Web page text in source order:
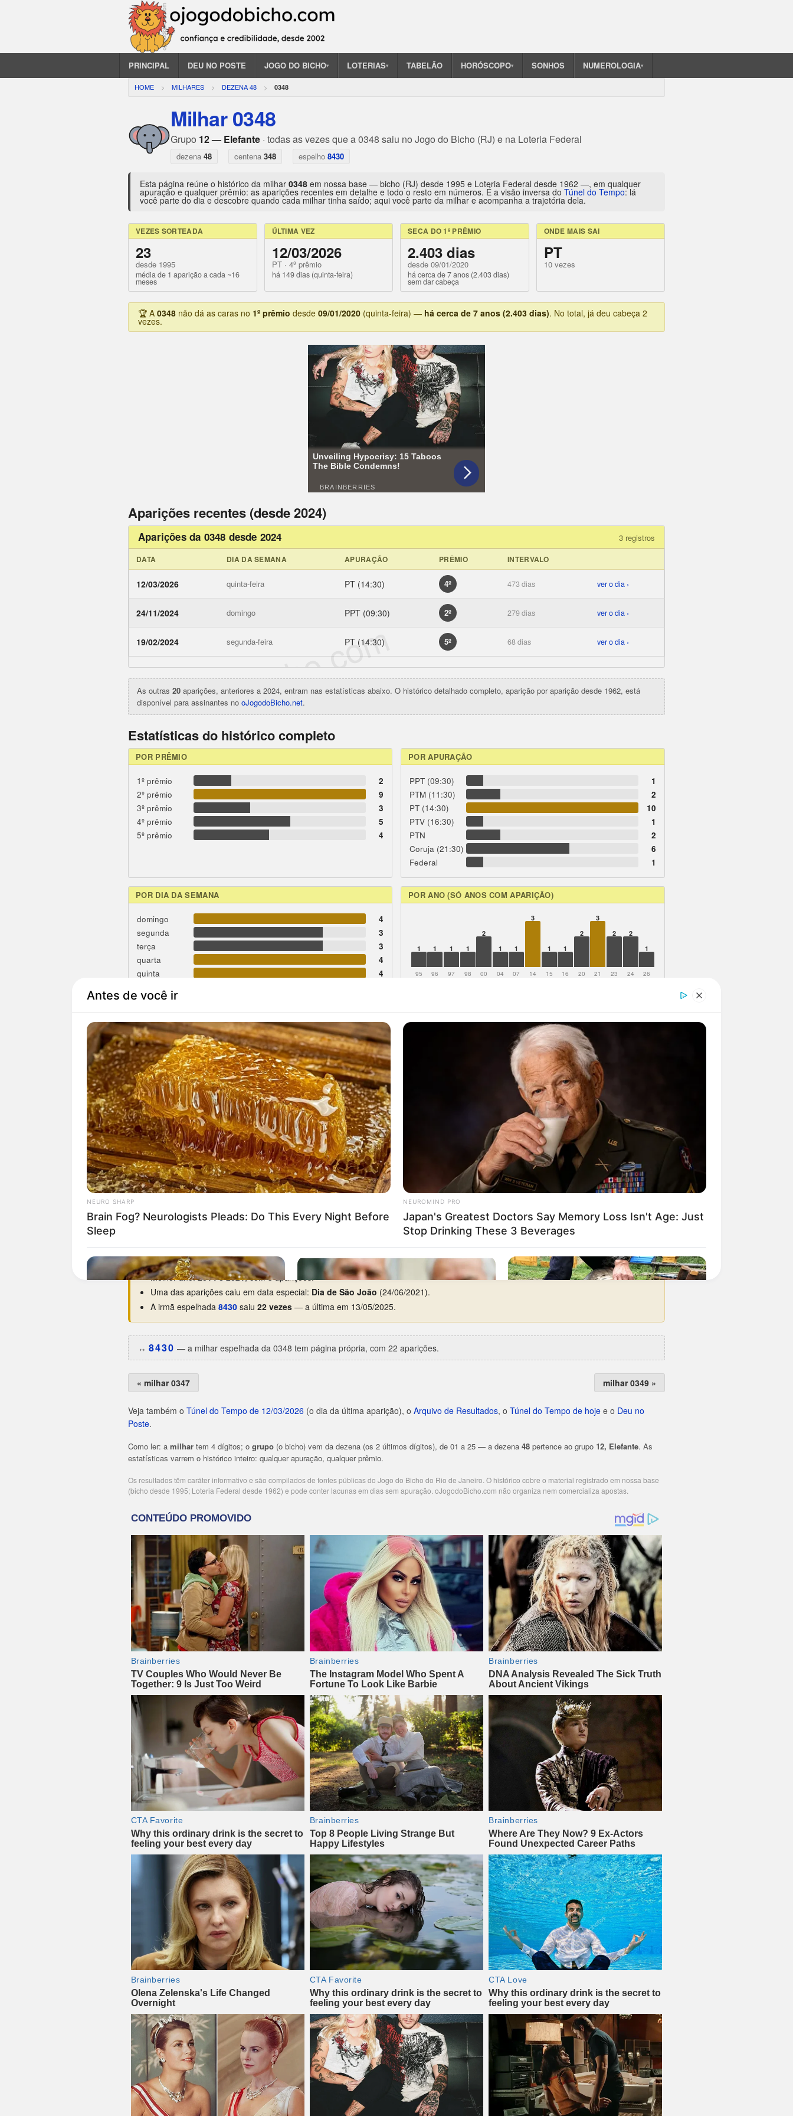
PRINCIPAL DEU NO POSTE JOGO DO BICHO▾ LOTERIAS▾ TABELÃO HORÓSCOPO▾ SONHOS NUMEROLOGIA▾
HOME MILHARES DEZENA 48 0348
Milhar 0348
Grupo 12 — Elefante · todas as vezes que a 0348 saiu no Jogo do Bicho (RJ) e na Loteria Federal
dezena 48 centena 348 espelho 8430
Esta página reúne o histórico da milhar 0348 em nossa base — bicho (RJ) desde 1995 e Loteria Federal desde 1962 —, em qualquer
apuração e qualquer prêmio: as aparições recentes em detalhe e todo o resto em números. É a visão inversa do Túnel do Tempo: lá
você parte do dia e descobre quando cada milhar tinha saído; aqui você parte da milhar e acompanha a trajetória dela.
VEZES SORTEADA
23
desde 1995
média de 1 aparição a cada ~16
meses
ÚLTIMA VEZ
12/03/2026
PT · 4º prêmio
há 149 dias (quinta-feira)
SECA DO 1º PRÊMIO
2.403 dias
desde 09/01/2020
há cerca de 7 anos (2.403 dias)
sem dar cabeça
ONDE MAIS SAI
PT
10 vezes
🏆 A 0348 não dá as caras no 1º prêmio desde 09/01/2020 (quinta-feira) — há cerca de 7 anos (2.403 dias). No total, já deu cabeça 2
vezes.
Aparições recentes (desde 2024)
Aparições da 0348 desde 2024 3 registros
DATA DIA DA SEMANA APURAÇÃO PRÊMIO INTERVALO
12/03/2026 quinta-feira PT (14:30) 4º 473 dias ver o dia ›
24/11/2024 domingo PPT (09:30) 2º 279 dias ver o dia ›
19/02/2024 segunda-feira PT (14:30) 5º 68 dias ver o dia ›
ojogodobicho.com
As outras 20 aparições, anteriores a 2024, entram nas estatísticas abaixo. O histórico detalhado completo, aparição por aparição desde 1962, está
disponível para assinantes no oJogodoBicho.net.
Estatísticas do histórico completo
POR PRÊMIO
1º prêmio
2
2º prêmio
9
3º prêmio
3
4º prêmio
5
5º prêmio
4
POR APURAÇÃO
PPT (09:30)
1
PTM (11:30)
2
PT (14:30)
10
PTV (16:30)
1
PTN
2
Coruja (21:30)
6
Federal
1
POR DIA DA SEMANA
domingo
4
segunda
3
terça
3
quarta
4
quinta
4
sábado
POR ANO (SÓ ANOS COM APARIÇÃO)
1 1 1 1
2
1
1
3
1 1
2
3
2
2
1
95 96 97 98 00 04 07 14 15 16 20 21 23 24 26
O dia da semana preferido édomingo, com 4 aparições em 23.
Maior hiato:2.513 dias(há cerca de 7 anos de silêncio), entre 24/03/2007 e 08/02/2014.
Menor intervalo:10 dias, entre 09/08/2021 e 19/08/2021.
Melhor ano:2014 e 2021, com 3 aparições.
Uma das aparições caiu em data especial: Dia de São João (24/06/2021).
A irmã espelhada 8430 saiu 22 vezes — a última em 13/05/2025.
↔️ 8430 — a milhar espelhada da 0348 tem página própria, com 22 aparições.
« milhar 0347 milhar 0349 »
Veja também o Túnel do Tempo de 12/03/2026 (o dia da última aparição), o Arquivo de Resultados, o Túnel do Tempo de hoje e o Deu no
Poste.
Como ler: a milhar tem 4 dígitos; o grupo (o bicho) vem da dezena (os 2 últimos dígitos), de 01 a 25 — a dezena 48 pertence ao grupo 12, Elefante. As
estatísticas varrem o histórico inteiro: qualquer apuração, qualquer prêmio.
Os resultados têm caráter informativo e são compilados de fontes públicas do Jogo do Bicho do Rio de Janeiro. O histórico cobre o material registrado em nossa base
(bicho desde 1995; Loteria Federal desde 1962) e pode conter lacunas em dias sem apuração. oJogodoBicho.com não organiza nem comercializa apostas.
Publicidade